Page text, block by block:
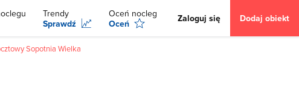
Trendy
Sprawdź
Oceń nocleg
Oceń
Zaloguj się Dodaj obiekt
Sopotnia Wielka